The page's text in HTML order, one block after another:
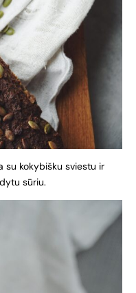
su kokybišku sviestu ir
sūriu.